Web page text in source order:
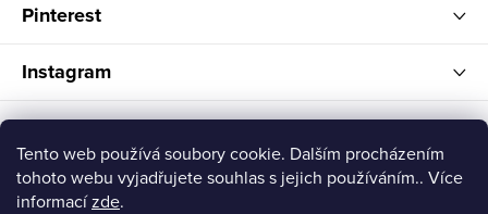
Tento web používá soubory cookie. Dalším procházením
tohoto webu vyjadřujete souhlas s jejich používáním.. Více
informacízde.
Pinterest
Instagram